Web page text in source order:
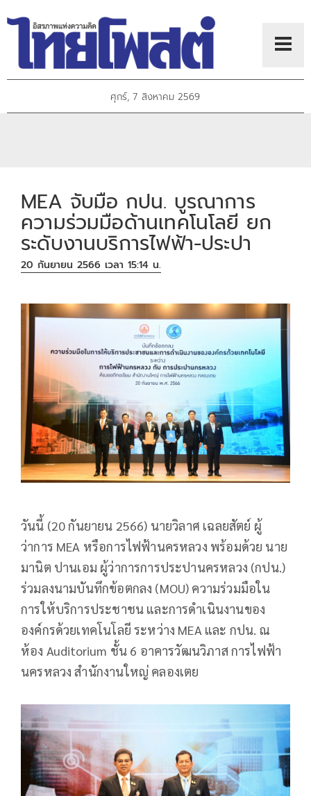
ศุกร์, 7 สิงหาคม 2569
MEA จับมือ กปน. บูรณาการ
ความร่วมมือด้านเทคโนโลยี ยก
ระดับงานบริการไฟฟ้า-ประปา
20 กันยายน 2566 เวลา 15:14 น.
วันนี้ (20 กันยายน 2566) นายวิลาศ เฉลยสัตย์ ผู้
ว่าการ MEA หรือการไฟฟ้านครหลวง พร้อมด้วย นาย
มานิต ปานเอม ผู้ว่าการการประปานครหลวง (กปน.)
ร่วมลงนามบันทึกข้อตกลง (MOU) ความร่วมมือใน
การให้บริการประชาชน และการดำเนินงานของ
องค์กรด้วยเทคโนโลยี ระหว่าง MEA และ กปน. ณ
ห้อง Auditorium ชั้น 6 อาคารวัฒนวิภาส การไฟฟ้า
นครหลวง สำนักงานใหญ่ คลองเตย